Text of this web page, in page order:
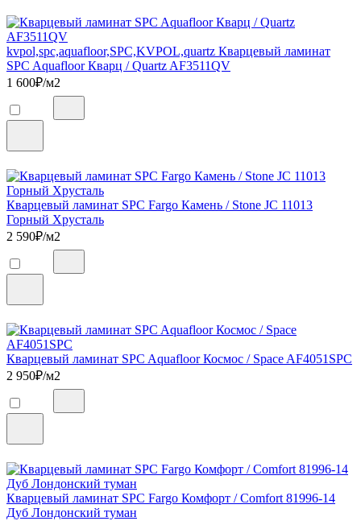
kvpol,spc,aquafloor,SPC,KVPOL,quartz Кварцевый ламинат
SPC Aquafloor Кварц / Quartz AF3511QV
1 600₽/м2
Кварцевый ламинат SPC Fargo Камень / Stone JC 11013
Горный Хрусталь
2 590₽/м2
Кварцевый ламинат SPC Aquafloor Космос / Space AF4051SPC
2 950₽/м2
Кварцевый ламинат SPC Fargo Комфорт / Comfort 81996-14
Дуб Лондонский туман